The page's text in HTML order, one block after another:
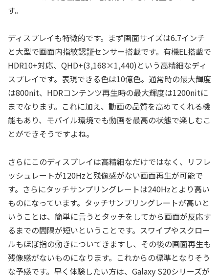
す。
ディスプレイも特徴的です。まず画面サイズは6.7インチ
と大型で画面内指紋認証センサー搭載です。有機EL搭載で
HDR10+対応、QHD+(3,168×1,440)という高精細なディ
スプレイです。表現できる色は10億色。通常時の最大輝度
は800nit、HDRコンテンツ再生時の最大輝度は1200nitに
までなります。これに加え、動画の品質を高めてくれる機
能もあり、モバイル環境でも動画を最高の状態で楽しむこ
とができそうですよね。
さらにこのディスプレイは高精細なだけではなく、リフレ
ッシュレートが120Hzと残像感がない画面再生が可能で
す。さらにタッチサンプリングレートは240Hzとより高い
ものになっています。タッチサンプリングレートが高いと
いうことは、簡単に言うとタッチをしてから画面が反応す
るまでの間隔が短いということです。スワイプやスクロー
ルもほぼ指の動きについてきますし、その後の画面再生も
残像感がないものになります。これからの標準となりそう
な予感です。早く体験したい方は、Galaxy S20シリーズが